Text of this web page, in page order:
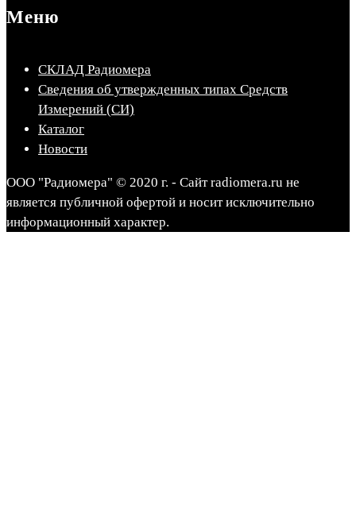
Меню
СКЛАД Радиомера
Сведения об утвержденных типах Средств
Измерений (СИ)
Каталог
Новости
ООО "Радиомера" © 2020 г. - Сайт radiomera.ru не
является публичной офертой и носит исключительно
информационный характер.